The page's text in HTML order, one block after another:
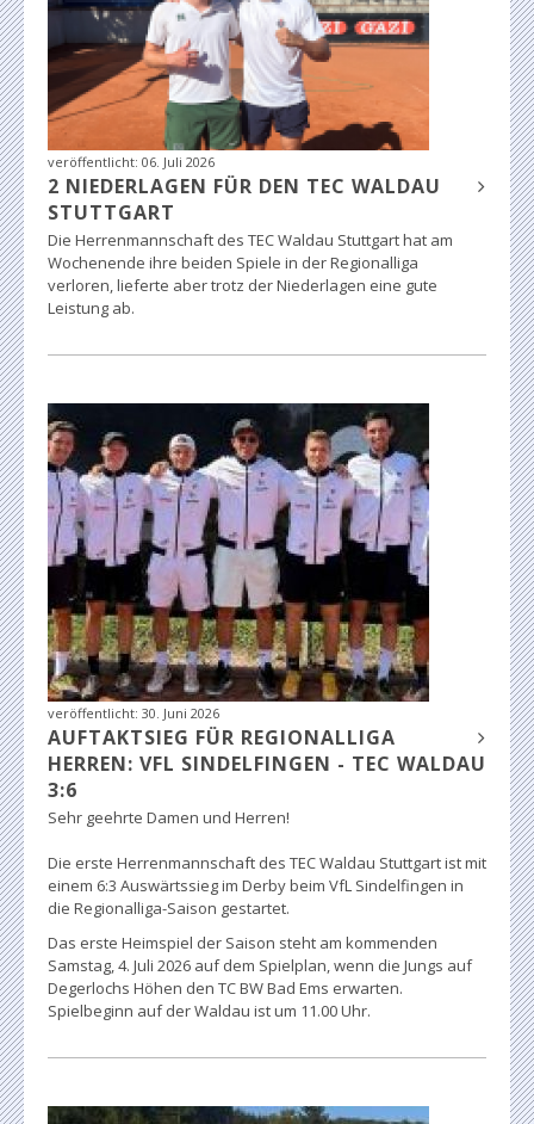
veröffentlicht: 06. Juli 2026
2 NIEDERLAGEN FÜR DEN TEC WALDAU
STUTTGART
Die Herrenmannschaft des TEC Waldau Stuttgart hat am
Wochenende ihre beiden Spiele in der Regionalliga
verloren, lieferte aber trotz der Niederlagen eine gute
Leistung ab.
veröffentlicht: 30. Juni 2026
AUFTAKTSIEG FÜR REGIONALLIGA
HERREN: VFL SINDELFINGEN - TEC WALDAU
3:6
Sehr geehrte Damen und Herren!
Die erste Herrenmannschaft des TEC Waldau Stuttgart ist mit
einem 6:3 Auswärtssieg im Derby beim VfL Sindelfingen in
die Regionalliga-Saison gestartet.
Das erste Heimspiel der Saison steht am kommenden
Samstag, 4. Juli 2026 auf dem Spielplan, wenn die Jungs auf
Degerlochs Höhen den TC BW Bad Ems erwarten.
Spielbeginn auf der Waldau ist um 11.00 Uhr.